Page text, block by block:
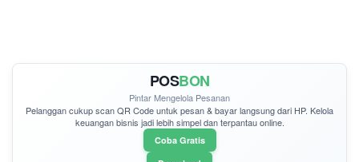
POSBON
Pintar Mengelola Pesanan
Pelanggan cukupscan QR Codeuntuk pesan & bayar langsung dari HP. Kelola
keuangan bisnis jadi lebih simpel dan terpantau online.
Coba Gratis